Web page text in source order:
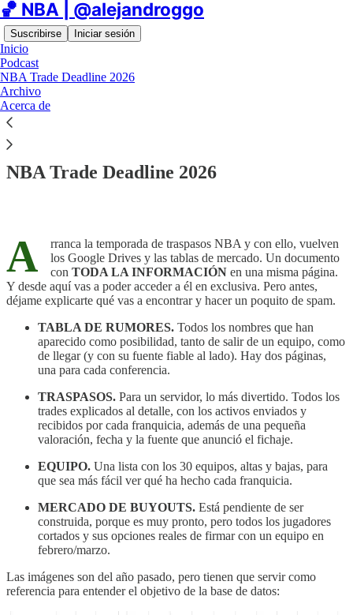
🏀 NBA | @alejandroggo
Suscribirse Iniciar sesión
Inicio
Podcast
NBA Trade Deadline 2026
Archivo
Acerca de
NBA Trade Deadline 2026
A
rranca la temporada de traspasos NBA y con ello, vuelven
los Google Drives y las tablas de mercado. Un documento
con TODA LA INFORMACIÓN en una misma página.
Y desde aquí vas a poder acceder a él en exclusiva. Pero antes,
déjame explicarte qué vas a encontrar y hacer un poquito de spam.
TABLA DE RUMORES. Todos los nombres que han
aparecido como posibilidad, tanto de salir de un equipo, como
de llegar (y con su fuente fiable al lado). Hay dos páginas,
una para cada conferencia.
TRASPASOS. Para un servidor, lo más divertido. Todos los
trades explicados al detalle, con los activos enviados y
recibidos por cada franquicia, además de una pequeña
valoración, fecha y la fuente que anunció el fichaje.
EQUIPO. Una lista con los 30 equipos, altas y bajas, para
que sea más fácil ver qué ha hecho cada franquicia.
MERCADO DE BUYOUTS. Está pendiente de ser
construida, porque es muy pronto, pero todos los jugadores
cortados y sus opciones reales de firmar con un equipo en
febrero/marzo.
Las imágenes son del año pasado, pero tienen que servir como
referencia para entender el objetivo de la base de datos: